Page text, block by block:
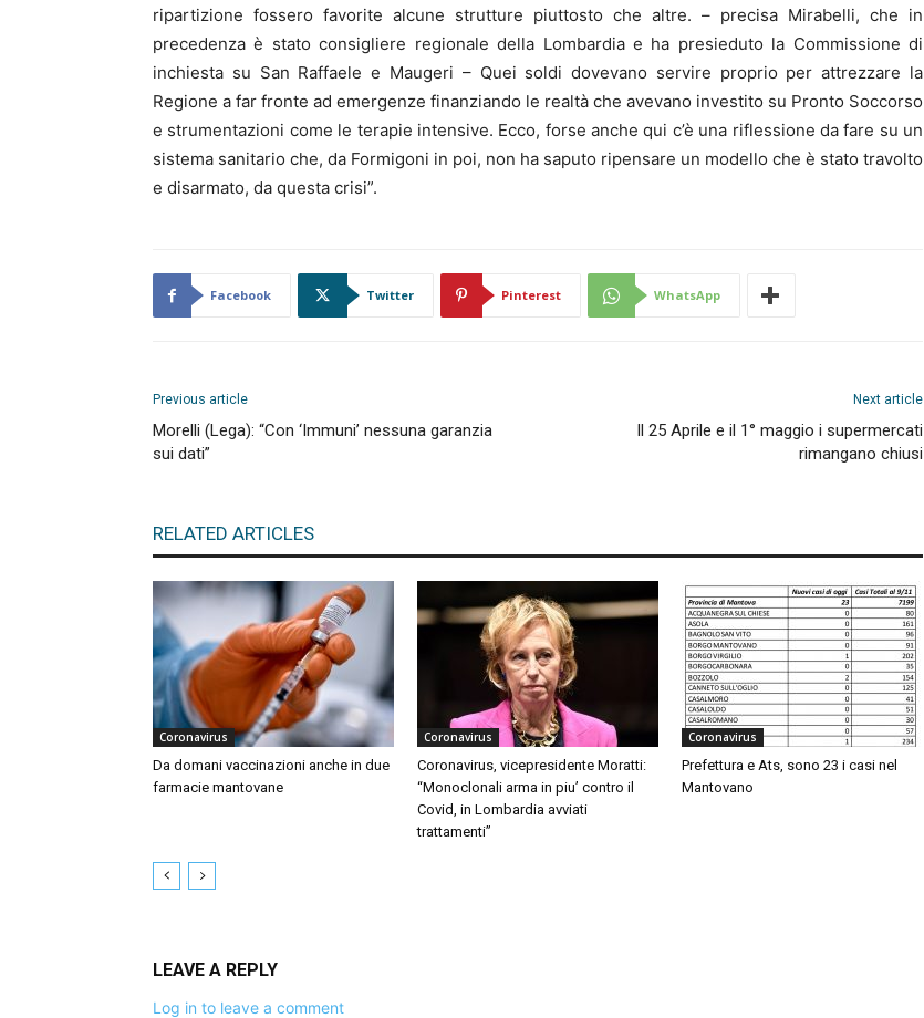
ripartizione fossero favorite alcune strutture piuttosto che altre. – precisa Mirabelli, che in
precedenza è stato consigliere regionale della Lombardia e ha presieduto la Commissione di
inchiesta su San Raffaele e Maugeri – Quei soldi dovevano servire proprio per attrezzare la
Regione a far fronte ad emergenze finanziando le realtà che avevano investito su Pronto Soccorso
e strumentazioni come le terapie intensive. Ecco, forse anche qui c’è una riflessione da fare su un
sistema sanitario che, da Formigoni in poi, non ha saputo ripensare un modello che è stato travolto
e disarmato, da questa crisi”.
Facebook Twitter Pinterest WhatsApp
Previous article
Morelli (Lega): “Con ‘Immuni’ nessuna garanzia
sui dati”
Next article
Il 25 Aprile e il 1° maggio i supermercati
rimangano chiusi
RELATED ARTICLES
Coronavirus
Da domani vaccinazioni anche in due
farmacie mantovane
Coronavirus
Coronavirus, vicepresidente Moratti:
“Monoclonali arma in piu’ contro il
Covid, in Lombardia avviati
trattamenti”
Coronavirus
Prefettura e Ats, sono 23 i casi nel
Mantovano
LEAVE A REPLY
Log in to leave a comment